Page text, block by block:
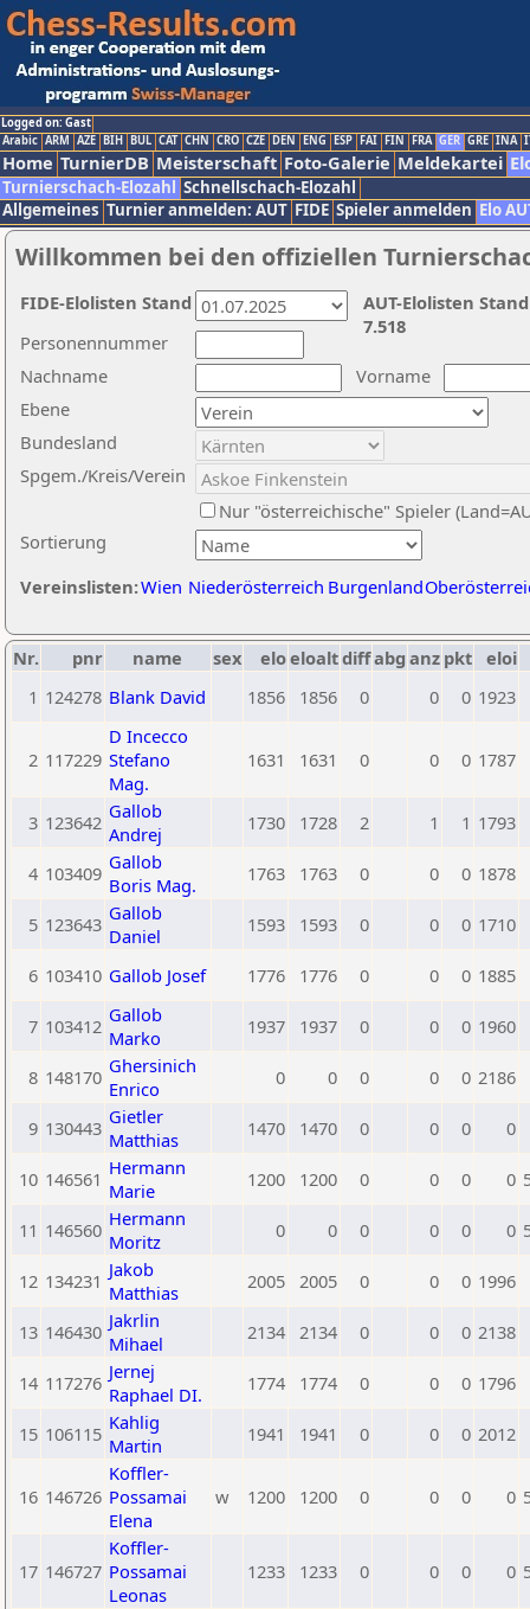
Logged on: Gast
Arabic ARM AZE BIH BUL CAT CHN CRO CZE DEN ENG ESP FAI FIN FRA GER GRE INA
Home TurnierDB Meisterschaft Foto-Galerie Meldekartei
Turnierschach-Elozahl Schnellschach-Elozahl
Allgemeines Turnier anmelden: AUT FIDE Spieler anmelden Elo
Willkommen bei den offiziellen
Nachname
Vorname
Ebene
Sortierung
Personennummer
Bundesland
Spgem./Kreis/Verein
Nur "österreichische" Spieler
Vereinslisten:Wien Niederösterreich Burgenland
AUT-Elolisten
7.518
FIDE-Elolisten Stand
Nr. pnr name sex eloeloaltdiffabg anz pkt eloi
1 124278 Blank David 1856 1856 0 0 0 1923
2 117229
D Incecco
Stefano
Mag.
1631 1631 0 0 0 1787
3 123642 Gallob
Andrej
1730 1728 2 1 1 1793
4 103409 Gallob
Boris Mag.
1763 1763 0 0 0 1878
5 123643 Gallob
Daniel
1593 1593 0 0 0 1710
6 103410 Gallob Josef 1776 1776 0 0 0 1885
7 103412 Gallob
Marko
1937 1937 0 0 0 1960
8 148170 Ghersinich
Enrico
0 0 0 0 0 2186
9 130443 Gietler
Matthias
1470 1470 0 0 0 0
10 146561 Hermann
Marie
1200 1200 0 0 0 0
11 146560 Hermann
Moritz
0 0 0 0 0 0
12 134231 Jakob
Matthias
2005 2005 0 0 0 1996
13 146430 Jakrlin
Mihael
2134 2134 0 0 0 2138
14 117276 Jernej
Raphael DI.
1774 1774 0 0 0 1796
15 106115 Kahlig
Martin
1941 1941 0 0 0 2012
16 146726
Koffler-
Possamai
Elena
w 1200 1200 0 0 0 0
17 146727
Koffler-
Possamai
Leonas
1233 1233 0 0 0 0